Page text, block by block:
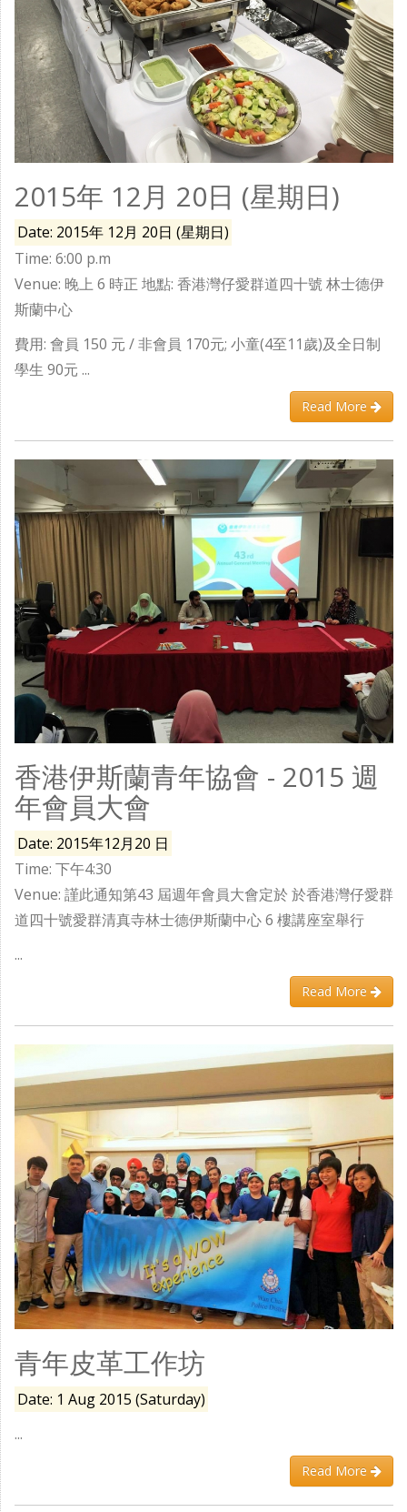
2015年 12月 20日 (星期日)
Date: 2015年 12月 20日 (星期日)
Time: 6:00 p.m
Venue: 晚上 6 時正 地點: 香港灣仔愛群道四十號 林士德伊
斯蘭中心
費用: 會員 150 元 / 非會員 170元; 小童(4至11歲)及全日制
學生 90元 ...
Read More
香港伊斯蘭青年協會 - 2015 週
年會員大會
Date: 2015年12月20 日
Time: 下午4:30
Venue: 謹此通知第43 屆週年會員大會定於 於香港灣仔愛群
道四十號愛群清真寺林士德伊斯蘭中心 6 樓講座室舉行
...
Read More
青年皮革工作坊
Date: 1 Aug 2015 (Saturday)
...
Read More